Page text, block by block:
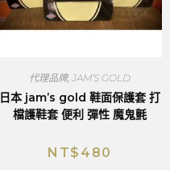
代理品牌, JAM’S GOLD
日本 jam’s gold 鞋面保護套 打
檔護鞋套 便利 彈性 魔鬼氈
NT$ 480